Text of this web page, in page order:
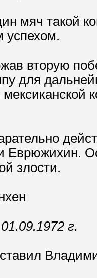
мяч такой
успехом.
вторую
для
Еврюжихин.
злости.
г.